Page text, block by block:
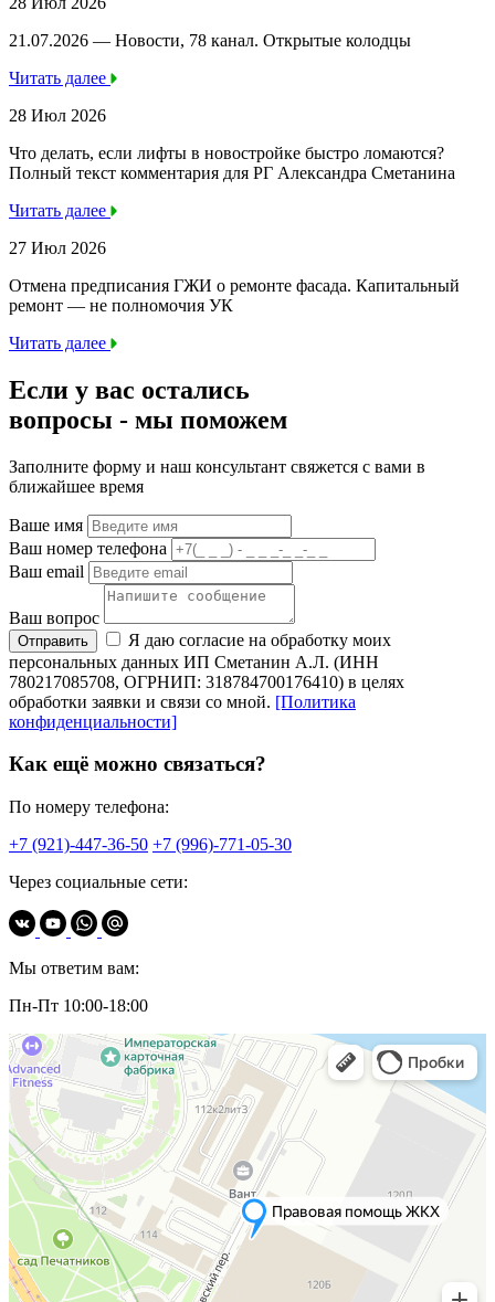
21.07.2026 — Новости, 78 канал. Открытые колодцы
Читать далее
28 Июл 2026
Что делать, если лифты в новостройке быстро ломаются?
Полный текст комментария для РГ Александра Сметанина
Читать далее
27 Июл 2026
Отмена предписания ГЖИ о ремонте фасада. Капитальный
ремонт — не полномочия УК
Читать далее
Если у вас остались
вопросы - мы поможем
Заполните форму и наш консультант свяжется с вами в
ближайшее время
Ваше имя
Ваш номер телефона
Ваш email
Ваш вопрос
Отправить
Я даю согласие на обработку моих
персональных данных ИП Сметанин А.Л. (ИНН
780217085708, ОГРНИП: 318784700176410) в целях
обработки заявки и связи со мной. [Политика
конфиденциальности]
Как ещё можно связаться?
По номеру телефона:
+7 (921)-447-36-50 +7 (996)-771-05-30
Через социальные сети:
Мы ответим вам:
Пн-Пт 10:00-18:00